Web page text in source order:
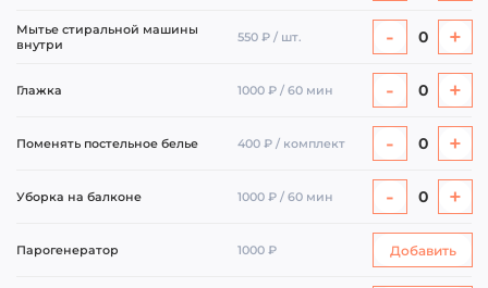
Мытье стиральной машины
внутри
550 ₽ / шт. - 0 +
Глажка 1000 ₽ / 60 мин - 0 +
Поменять постельное белье 400 ₽ / комплект - 0 +
Уборка на балконе 1000 ₽ / 60 мин - 0 +
Парогенератор 1000 ₽ Добавить